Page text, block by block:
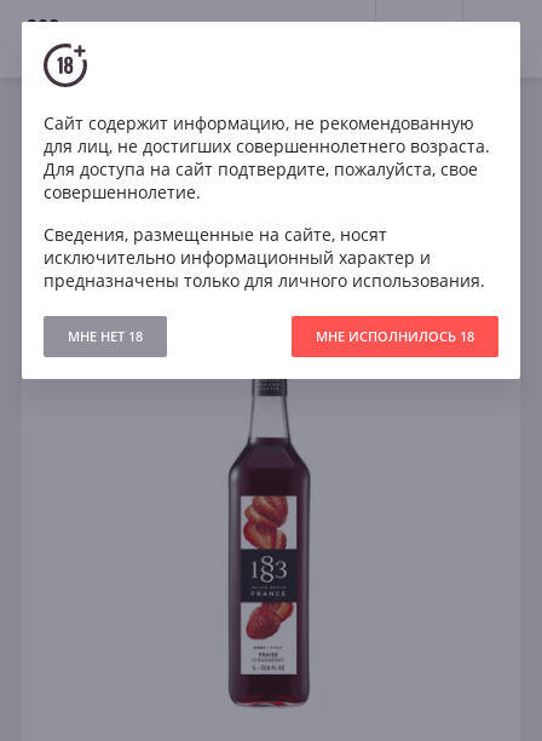
18+
Фильтры
Поиск
Все
Сайт содержит информацию, не рекомендованную
для лиц, не достигших совершеннолетнего возраста.
Для доступа на сайт подтвердите, пожалуйста, свое
совершеннолетие.
Сведения, размещенные на сайте, носят
исключительно информационный характер и
предназначены только для личного использования.
МНЕ НЕТ 18 МНЕ ИСПОЛНИЛОСЬ 18